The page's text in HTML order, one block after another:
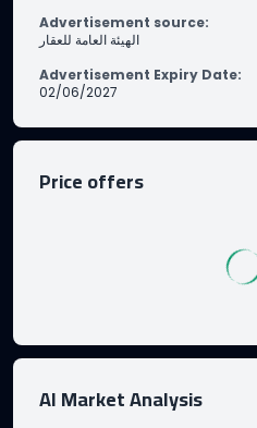
Advertisement source:
الهيئة العامة للعقار
Advertisement Expiry Date:
02/06/2027
Price offers
AI Market Analysis